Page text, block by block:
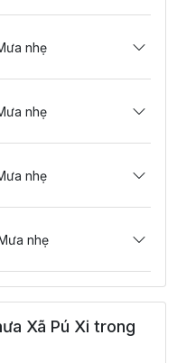
nhẹ
nhẹ
nhẹ
nhẹ
Xã Pú Xi trong